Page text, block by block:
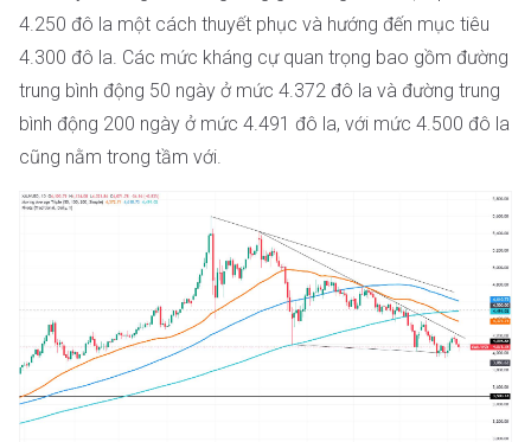
4.250 đô la một cách thuyết phục và hướng đến mục tiêu
4.300 đô la. Các mức kháng cự quan trọng bao gồm đường
trung bình động 50 ngày ở mức 4.372 đô la và đường trung
bình động 200 ngày ở mức 4.491 đô la, với mức 4.500 đô la
cũng nằm trong tầm với.